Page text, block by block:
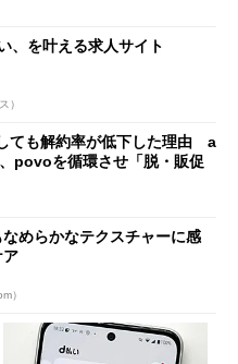
、を叶える求人サイト
）
ても解約率が低下した理由 a
povoを循環させ「脱・販促
めらかなテクスチャーに感
ア
）